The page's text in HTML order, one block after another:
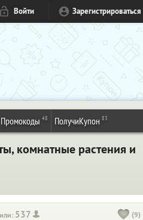
Войти Зарегистрироваться
Промокоды 48 ПолучиКупон 83
комнатные растения и
537 (9)